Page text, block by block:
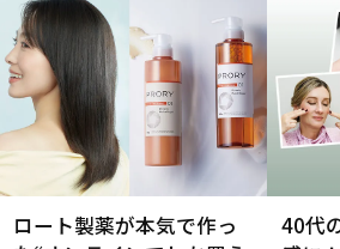
ロート製薬が本気で作っ
40代